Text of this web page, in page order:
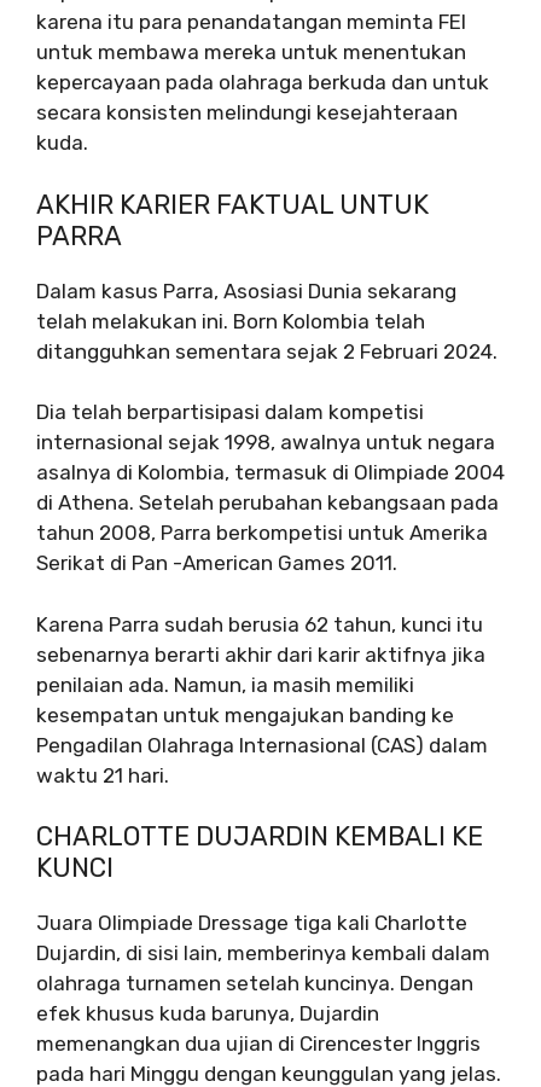
karena itu para penandatangan meminta FEI
untuk membawa mereka untuk menentukan
kepercayaan pada olahraga berkuda dan untuk
secara konsisten melindungi kesejahteraan
kuda.
AKHIR KARIER FAKTUAL UNTUK
PARRA
Dalam kasus Parra, Asosiasi Dunia sekarang
telah melakukan ini. Born Kolombia telah
ditangguhkan sementara sejak 2 Februari 2024.
Dia telah berpartisipasi dalam kompetisi
internasional sejak 1998, awalnya untuk negara
asalnya di Kolombia, termasuk di Olimpiade 2004
di Athena. Setelah perubahan kebangsaan pada
tahun 2008, Parra berkompetisi untuk Amerika
Serikat di Pan -American Games 2011.
Karena Parra sudah berusia 62 tahun, kunci itu
sebenarnya berarti akhir dari karir aktifnya jika
penilaian ada. Namun, ia masih memiliki
kesempatan untuk mengajukan banding ke
Pengadilan Olahraga Internasional (CAS) dalam
waktu 21 hari.
CHARLOTTE DUJARDIN KEMBALI KE
KUNCI
Juara Olimpiade Dressage tiga kali Charlotte
Dujardin, di sisi lain, memberinya kembali dalam
olahraga turnamen setelah kuncinya. Dengan
efek khusus kuda barunya, Dujardin
memenangkan dua ujian di Cirencester Inggris
pada hari Minggu dengan keunggulan yang jelas.